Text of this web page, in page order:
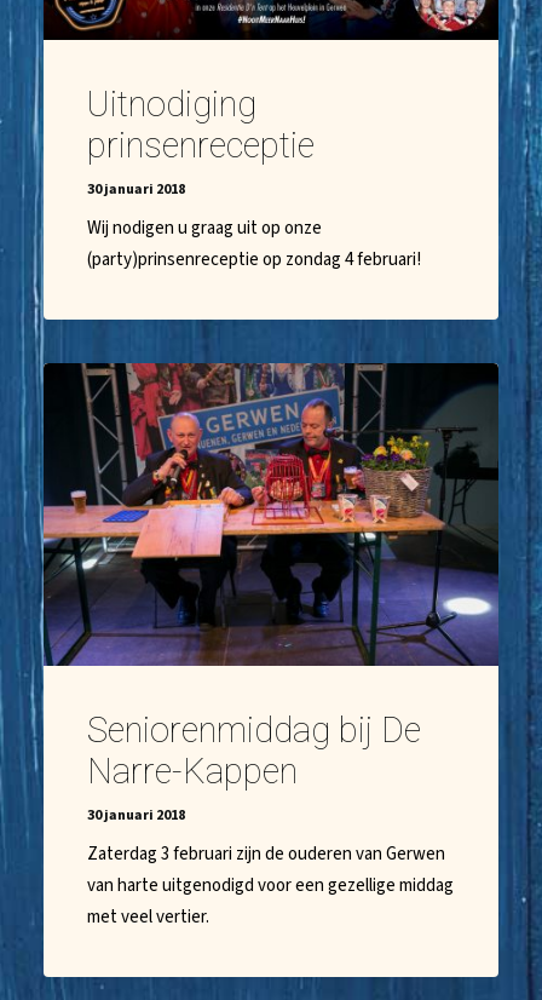
Uitnodiging
prinsenreceptie
30 januari 2018
Wij nodigen u graag uit op onze
(party)prinsenreceptie op zondag 4 februari!
Seniorenmiddag bij De
Narre-Kappen
30 januari 2018
Zaterdag 3 februari zijn de ouderen van Gerwen
van harte uitgenodigd voor een gezellige middag
met veel vertier.